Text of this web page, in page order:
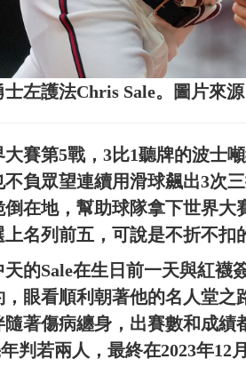
左護法Chris Sale。圖片來
大賽第5戰，3比1聽牌的波士
負眾望連續用滑球飆出3次
在地，幫助球隊拿下世界大
名列前五，可說是不折不扣
的Sale在生日前一天與紅襪
，眼看順利朝著他的名人堂
著傷病纏身，出賽數和成績
判若兩人，最終在2023年12